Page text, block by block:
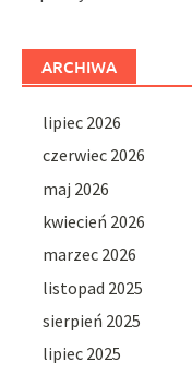
ARCHIWA
lipiec 2026
czerwiec 2026
maj 2026
kwiecień 2026
marzec 2026
listopad 2025
sierpień 2025
lipiec 2025